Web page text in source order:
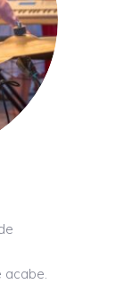
acabe.